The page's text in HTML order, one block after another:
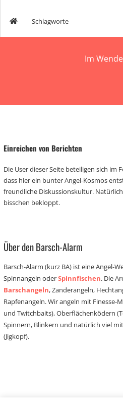
Schlagworte
Im
Einreichen von Berichten
Die User dieser Seite beteiligen sich
dass hier ein bunter Angel-Kosmos
freundliche Diskussionskultur.
bisschen bekloppt.
Über den Barsch-Alarm
Barsch-Alarm (kurz BA) ist eine Angel-
Spinnangeln oderSpinnfischen. Die
Barschangeln, Zanderangeln,
Rapfenangeln. Wir angeln mit Finesse-
und Twitchbaits), Oberflächenködern
Spinnern, Blinkern und natürlich viel
(Jigkopf).